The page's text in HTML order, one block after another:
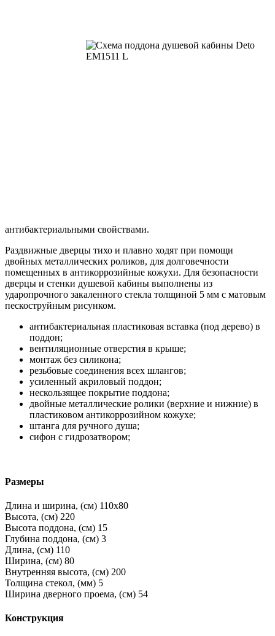
антибактериальными свойствами.
Раздвижные дверцы тихо и плавно ходят при помощи
двойных металлических роликов, для долговечности
помещенных в антикоррозийные кожухи. Для безопасности
дверцы и стенки душевой кабины выполнены из
ударопрочного закаленного стекла толщиной 5 мм с матовым
пескоструйным рисунком.
антибактериальная пластиковая вставка (под дерево) в
поддон;
вентиляционные отверстия в крыше;
монтаж без силикона;
резьбовые соединения всех шлангов;
усиленный акриловый поддон;
нескользящее покрытие поддона;
двойные металлические ролики (верхние и нижние) в
пластиковом антикоррозийном кожухе;
штанга для ручного душа;
сифон с гидрозатвором;
Размеры
Длина и ширина, (см) 110x80
Высота, (см) 220
Высота поддона, (см) 15
Глубина поддона, (см) 3
Длина, (см) 110
Ширина, (см) 80
Внутренняя высота, (см) 200
Толщина стекол, (мм) 5
Ширина дверного проема, (см) 54
Конструкция